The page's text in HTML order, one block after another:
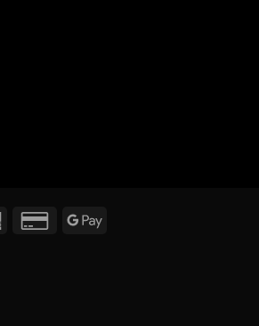
American
KreditkortGoogle